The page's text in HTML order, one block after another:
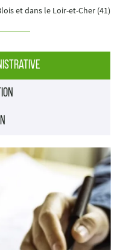
Une question ?
et dans le Loir-et-Cher (41)